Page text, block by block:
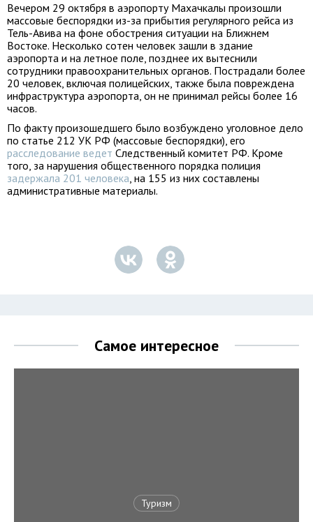
Вечером 29 октября в аэропорту Махачкалы произошли
массовые беспорядки из-за прибытия регулярного рейса из
Тель-Авива на фоне обострения ситуации на Ближнем
Востоке. Несколько сотен человек зашли в здание
аэропорта и на летное поле, позднее их вытеснили
сотрудники правоохранительных органов. Пострадали более
20 человек, включая полицейских, также была повреждена
инфраструктура аэропорта, он не принимал рейсы более 16
часов.
По факту произошедшего было возбуждено уголовное дело
по статье 212 УК РФ (массовые беспорядки), его
расследование ведет Следственный комитет РФ. Кроме
того, за нарушения общественного порядка полиция
задержала 201 человека, на 155 из них составлены
административные материалы.
Самое интересное
Туризм